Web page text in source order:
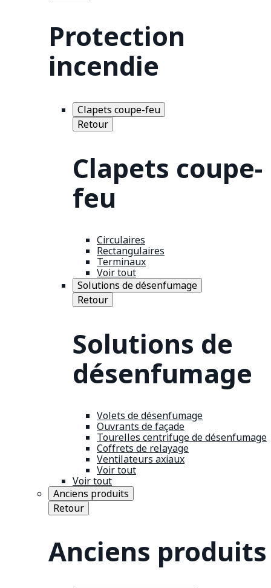
Protection
incendie
Clapets coupe-feu
Retour
Clapets coupe-
feu
Circulaires
Rectangulaires
Terminaux
Voir tout
Solutions de désenfumage
Retour
Solutions de
désenfumage
Volets de désenfumage
Ouvrants de façade
Tourelles centrifuge de désenfumage
Coffrets de relayage
Ventilateurs axiaux
Voir tout
Voir tout
Anciens produits
Retour
Anciens produits